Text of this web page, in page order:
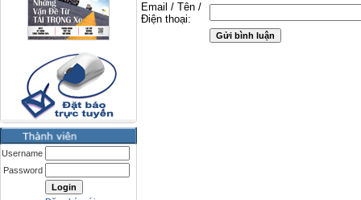
Username
Password
Email / Tên /
Điện thoại: